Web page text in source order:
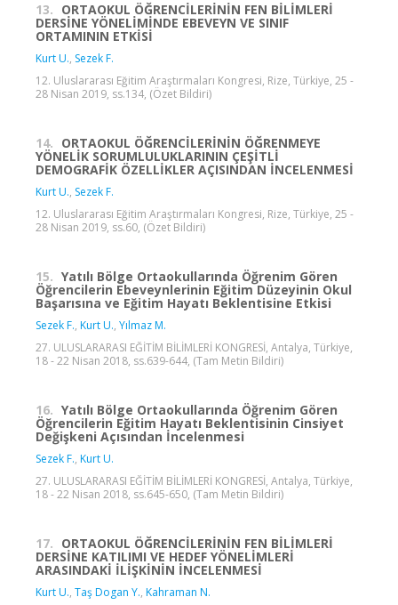
13. ORTAOKUL ÖĞRENCİLERİNİN FEN BİLİMLERİ
DERSİNE YÖNELİMİNDE EBEVEYN VE SINIF
ORTAMININ ETKİSİ
Kurt U., Sezek F.
12. Uluslararası Eğitim Araştırmaları Kongresi, Rize, Türkiye, 25 -
28 Nisan 2019, ss.134, (Özet Bildiri)
14. ORTAOKUL ÖĞRENCİLERİNİN ÖĞRENMEYE
YÖNELİK SORUMLULUKLARININ ÇEŞİTLİ
DEMOGRAFİK ÖZELLİKLER AÇISINDAN İNCELENMESİ
Kurt U., Sezek F.
12. Uluslararası Eğitim Araştırmaları Kongresi, Rize, Türkiye, 25 -
28 Nisan 2019, ss.60, (Özet Bildiri)
15. Yatılı Bölge Ortaokullarında Öğrenim Gören
Öğrencilerin Ebeveynlerinin Eğitim Düzeyinin Okul
Başarısına ve Eğitim Hayatı Beklentisine Etkisi
Sezek F., Kurt U., Yılmaz M.
27. ULUSLARARASI EĞİTİM BİLİMLERİ KONGRESİ, Antalya, Türkiye,
18 - 22 Nisan 2018, ss.639-644, (Tam Metin Bildiri)
16. Yatılı Bölge Ortaokullarında Öğrenim Gören
Öğrencilerin Eğitim Hayatı Beklentisinin Cinsiyet
Değişkeni Açısından İncelenmesi
Sezek F., Kurt U.
27. ULUSLARARASI EĞİTİM BİLİMLERİ KONGRESİ, Antalya, Türkiye,
18 - 22 Nisan 2018, ss.645-650, (Tam Metin Bildiri)
17. ORTAOKUL ÖĞRENCİLERİNİN FEN BİLİMLERİ
DERSİNE KATILIMI VE HEDEF YÖNELİMLERİ
ARASINDAKİ İLİŞKİNİN İNCELENMESİ
Kurt U., Taş Dogan Y., Kahraman N.